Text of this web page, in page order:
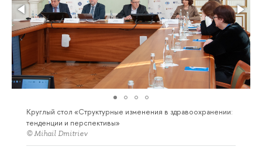
Круглый стол «Структурные изменения в здравоохранении:
тенденции и перспективы»
© Mihail Dmitriev